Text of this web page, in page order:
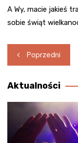
A Wy, macie jakieś
sobie świąt
Nawigacja
wpisu
Poprzedni
Aktualności